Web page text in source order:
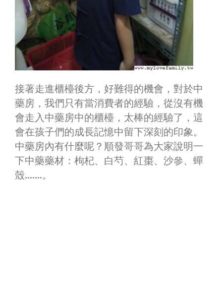
接著走進櫃檯後方，好難得的機會，對於中
藥房，我們只有當消費者的經驗，從沒有機
會走入中藥房中的櫃檯，太棒的經驗了，這
會在孩子們的成長記憶中留下深刻的印象。
中藥房內有什麼呢？順發哥哥為大家說明一
下中藥藥材：枸杞、白芍、紅棗、沙參、蟬
殼…….。